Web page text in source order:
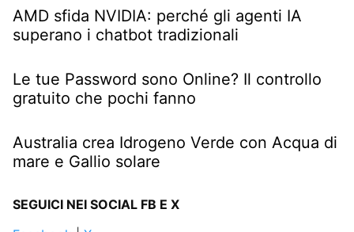
AMD sfida NVIDIA: perché gli agenti IA
superano i chatbot tradizionali
Le tue Password sono Online? Il controllo
gratuito che pochi fanno
Australia crea Idrogeno Verde con Acqua di
mare e Gallio solare
SEGUICI NEI SOCIAL FB E X